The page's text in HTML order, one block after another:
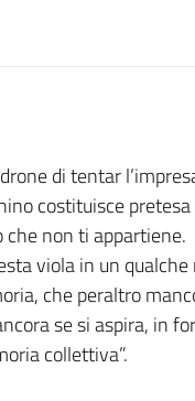
di tentar
costituisce pretesa
che non ti appartiene.
viola in un qualche
che peraltro
se si aspira, in
collettiva”.